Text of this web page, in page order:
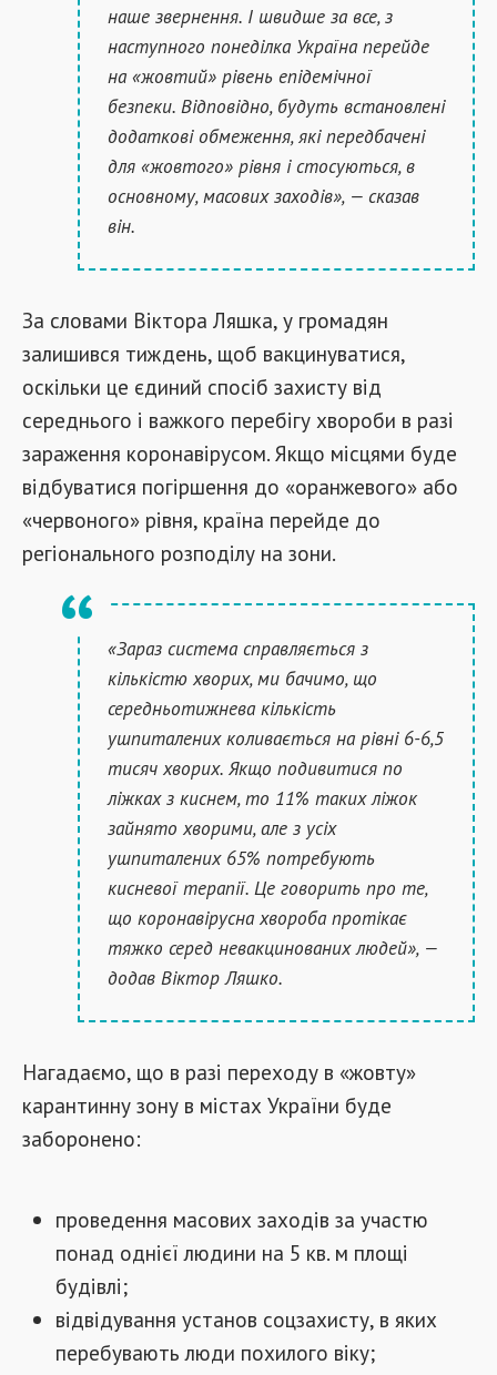
наше звернення. І швидше за все, з
наступного понеділка Україна перейде
на «жовтий» рівень епідемічної
безпеки. Відповідно, будуть встановлені
додаткові обмеження, які передбачені
для «жовтого» рівня і стосуються, в
основному, масових заходів», — сказав
він.
За словами Віктора Ляшка, у громадян
залишився тиждень, щоб вакцинуватися,
оскільки це єдиний спосіб захисту від
середнього і важкого перебігу хвороби в разі
зараження коронавірусом. Якщо місцями буде
відбуватися погіршення до «оранжевого» або
«червоного» рівня, країна перейде до
регіонального розподілу на зони.
«Зараз система справляється з
кількістю хворих, ми бачимо, що
середньотижнева кількість
ушпиталених коливається на рівні 6-6,5
тисяч хворих. Якщо подивитися по
ліжках з киснем, то 11% таких ліжок
зайнято хворими, але з усіх
ушпиталених 65% потребують
кисневої терапії. Це говорить про те,
що коронавірусна хвороба протікає
тяжко серед невакцинованих людей», —
додав Віктор Ляшко.
Нагадаємо, що в разі переходу в «жовту»
карантинну зону в містах України буде
заборонено:
проведення масових заходів за участю
понад однієї людини на 5 кв. м площі
будівлі;
відвідування установ соцзахисту, в яких
перебувають люди похилого віку;